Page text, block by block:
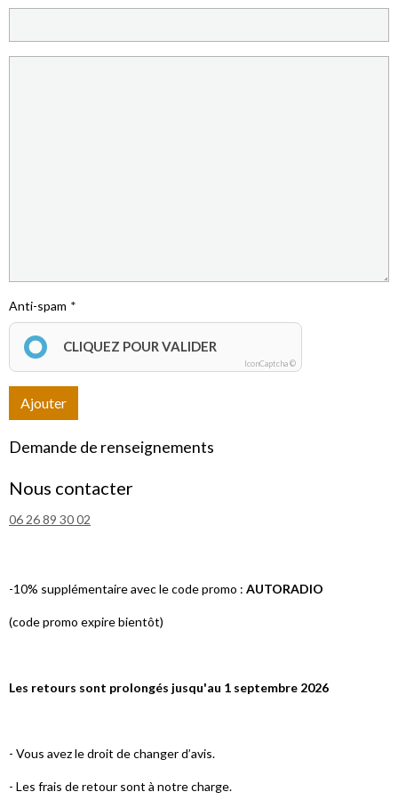
Anti-spam
CLIQUEZ POUR VALIDER
IconCaptcha ©
Ajouter
Demande de renseignements
Nous contacter
06 26 89 30 02
-10% supplémentaire avec le code promo : AUTORADIO
(code promo expire bientôt)
Les retours sont prolongés jusqu'au 1 septembre 2026
- Vous avez le droit de changer d’avis.
- Les frais de retour sont à notre charge.